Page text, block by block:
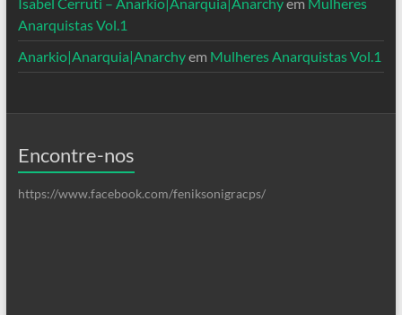
Anarquistas Vol.1
Anarkio|Anarquia|Anarchyem Mulheres Anarquistas Vol.1
Encontre-nos
https://www.facebook.com/feniksonigracps/